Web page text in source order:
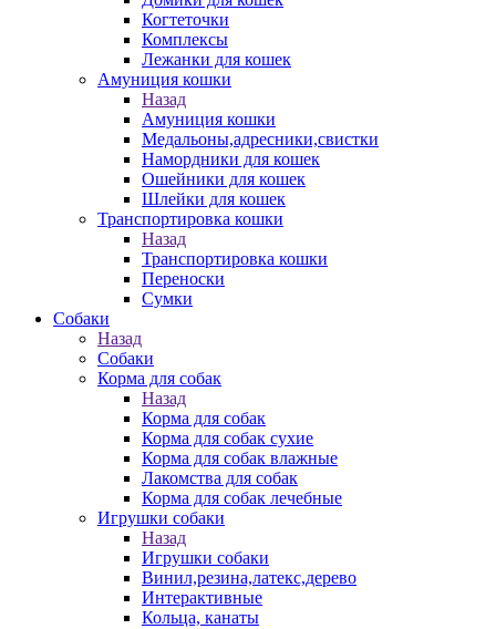
Когтеточки
Комплексы
Лежанки для кошек
Амуниция кошки
Назад
Амуниция кошки
Медальоны,адресники,свистки
Намордники для кошек
Ошейники для кошек
Шлейки для кошек
Транспортировка кошки
Назад
Транспортировка кошки
Переноски
Сумки
Собаки
Назад
Собаки
Корма для собак
Назад
Корма для собак
Корма для собак сухие
Корма для собак влажные
Лакомства для собак
Корма для собак лечебные
Игрушки собаки
Назад
Игрушки собаки
Винил,резина,латекс,дерево
Интерактивные
Кольца, канаты